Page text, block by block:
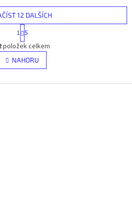
O
v
l
á
12 DALŠÍCH
S
t
r
á
n
k
v
1 5
položek celkem
NAHORU